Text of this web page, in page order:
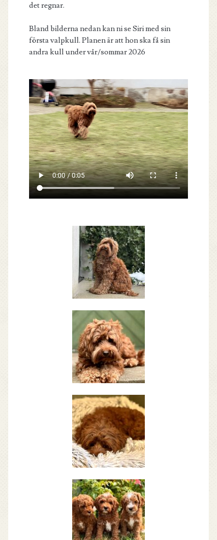
det regnar.
Bland bilderna nedan kan ni se Siri med sin
första valpkull. Planen är att hon ska få sin
andra kull under vår/sommar 2026